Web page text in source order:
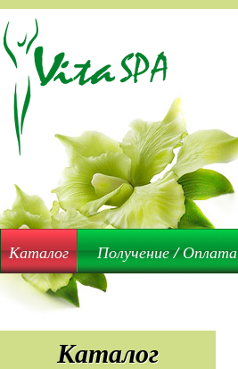
Каталог Получение / Оплата
Каталог